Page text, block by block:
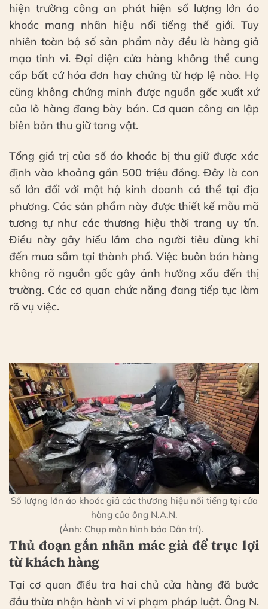
hiện trường công an phát hiện số lượng lớn áo
khoác mang nhãn hiệu nổi tiếng thế giới. Tuy
nhiên toàn bộ số sản phẩm này đều là hàng giả
mạo tinh vi. Đại diện cửa hàng không thể cung
cấp bất cứ hóa đơn hay chứng từ hợp lệ nào. Họ
cũng không chứng minh được nguồn gốc xuất xứ
của lô hàng đang bày bán. Cơ quan công an lập
biên bản thu giữ tang vật.
Tổng giá trị của số áo khoác bị thu giữ được xác
định vào khoảng gần 500 triệu đồng. Đây là con
số lớn đối với một hộ kinh doanh cá thể tại địa
phương. Các sản phẩm này được thiết kế mẫu mã
tương tự như các thương hiệu thời trang uy tín.
Điều này gây hiểu lầm cho người tiêu dùng khi
đến mua sắm tại thành phố. Việc buôn bán hàng
không rõ nguồn gốc gây ảnh hưởng xấu đến thị
trường. Các cơ quan chức năng đang tiếp tục làm
rõ vụ việc.
Số lượng lớn áo khoác giả các thương hiệu nổi tiếng tại cửa
hàng của ông N.A.N.
(Ảnh: Chụp màn hình báo Dân trí).
Thủ đoạn gắn nhãn mác giả để trục lợi
từ khách hàng
Tại cơ quan điều tra hai chủ cửa hàng đã bước
đầu thừa nhận hành vi vi phạm pháp luật. Ông N.